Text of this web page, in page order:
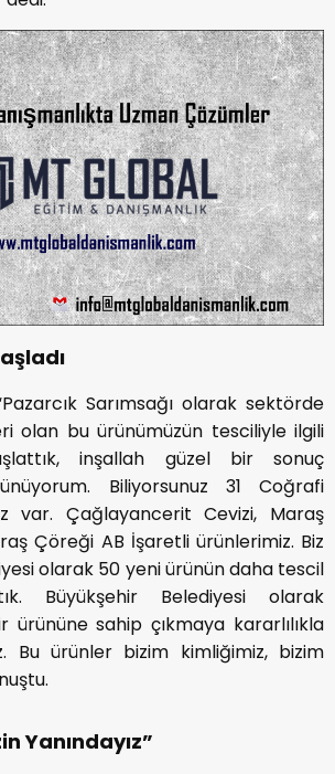
Sarımsağı olarak sektörde
olan bu ürünümüzün tesciliyle ilgili
inşallah güzel bir sonuç
Biliyorsunuz 31 Coğrafi
var. Çağlayancerit Cevizi, Maraş
Çöreği AB İşaretli ürünlerimiz. Biz
olarak 50 yeni ürünün daha tescil
Büyükşehir Belediyesi olarak
ürününe sahip çıkmaya kararlılıkla
Bu ürünler bizim kimliğimiz, bizim
Yanındayız”